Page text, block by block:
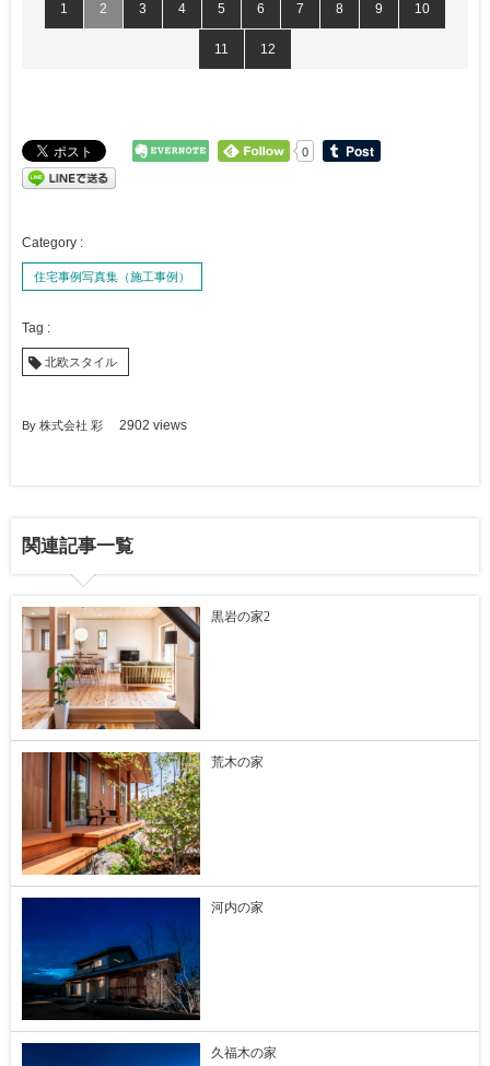
1 2 3 4 5 6 7 8 9 10
11 12
0
住宅事例写真集（施工事例）
北欧スタイル
By 株式会社 彩 2902 views
関連記事一覧
黒岩の家2
荒木の家
河内の家
久福木の家